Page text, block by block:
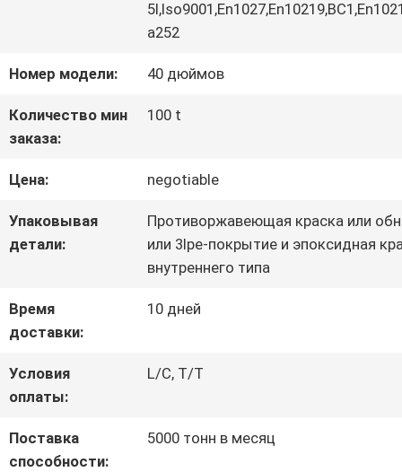
ЭКСКУРСИЯ
ПО
ЗАВОДУ
КОНТРОЛЬ
КАЧЕСТВА
С
НАМИ
НОВОСТИ
a252
Номер модели: 40 дюймов
Количество мин
заказа:
100 t
Цена: negotiable
Упаковывая
детали:
Противоржавеющая краска или
или 3lpe-покрытие и эпоксидная
внутреннего типа
Время
доставки:
10 дней
Условия
оплаты:
L/C, T/T
Поставка
способности:
5000 тонн в месяц